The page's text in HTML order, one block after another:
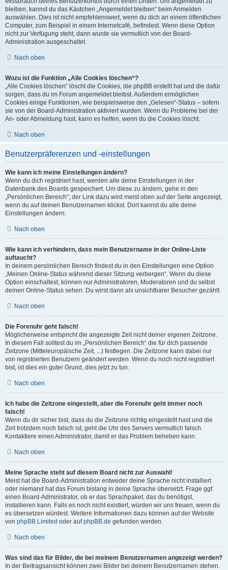
bleiben, kannst du das Kästchen „Angemeldet bleiben“ beim Anmelden
auswählen. Dies ist nicht empfehlenswert, wenn du dich an einem öffentlichen
Computer, zum Beispiel in einem Internetcafé, befindest. Wenn diese Option
nicht zur Verfügung steht, dann wurde sie vermutlich von der Board-
Administration ausgeschaltet.
Nach oben
Wozu ist die Funktion „Alle Cookies löschen“?
„Alle Cookies löschen“ löscht die Cookies, die phpBB erstellt hat und die dafür
sorgen, dass du im Forum angemeldet bleibst. Außerdem ermöglichen
Cookies einige Funktionen, wie beispielsweise den „Gelesen“-Status – sofern
sie von der Board-Administration aktiviert wurden. Wenn du Probleme bei der
An- oder Abmeldung hast, kann es helfen, wenn du die Cookies löscht.
Nach oben
Benutzerpräferenzen und -einstellungen
Wie kann ich meine Einstellungen ändern?
Wenn du dich registriert hast, werden alle deine Einstellungen in der
Datenbank des Boards gespeichert. Um diese zu ändern, gehe in den
„Persönlichen Bereich“; der Link dazu wird meist oben auf der Seite angezeigt,
wenn du auf deinen Benutzernamen klickst. Dort kannst du alle deine
Einstellungen ändern.
Nach oben
Wie kann ich verhindern, dass mein Benutzername in der Online-Liste
auftaucht?
In deinem persönlichen Bereich findest du in den Einstellungen eine Option
„Meinen Online-Status während dieser Sitzung verbergen“. Wenn du diese
Option einschaltest, können nur Administratoren, Moderatoren und du selbst
deinen Online-Status sehen. Du wirst dann als unsichtbarer Besucher gezählt.
Nach oben
Die Forenuhr geht falsch!
Möglicherweise entspricht die angezeigte Zeit nicht deiner eigenen Zeitzone.
In diesem Fall solltest du im „Persönlichen Bereich“ die für dich passende
Zeitzone (Mitteleuropäische Zeit, ...) festlegen. Die Zeitzone kann dabei nur
von registrierten Benutzern geändert werden. Wenn du noch nicht registriert
bist, ist dies ein guter Grund, dies jetzt zu tun.
Nach oben
Ich habe die Zeitzone eingestellt, aber die Forenuhr geht immer noch
falsch!
Wenn du dir sicher bist, dass du die Zeitzone richtig eingestellt hast und die
Zeit trotzdem noch falsch ist, geht die Uhr des Servers vermutlich falsch.
Kontaktiere einen Administrator, damit er das Problem beheben kann.
Nach oben
Meine Sprache steht auf diesem Board nicht zur Auswahl!
Meist hat die Board-Administration entweder deine Sprache nicht installiert
oder niemand hat das Forum bislang in deine Sprache übersetzt. Frage ggf.
einen Board-Administrator, ob er das Sprachpaket, das du benötigst,
installieren kann. Falls es noch nicht existiert, würden wir uns freuen, wenn du
es übersetzen würdest. Weitere Informationen dazu können auf der Website
von phpBB Limited oder aufphpBB.de gefunden werden.
Nach oben
Was sind das für Bilder, die bei meinem Benutzernamen angezeigt werden?
In der Beitragsansicht können zwei Bilder bei deinem Benutzernamen stehen.